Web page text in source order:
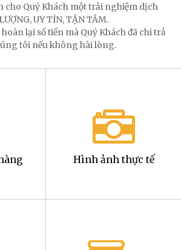
cho Quý Khách một trải nghiệm dịch
UY TÍN, TẬN TÂM.
lại số tiền mà Quý Khách đã chi trả
tôi nếu không hài lòng.
Hình ảnh thực tế